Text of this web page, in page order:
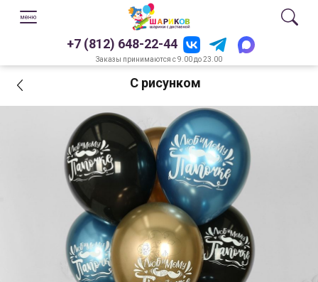
+7 (812) 648-22-44
Заказы принимаются с 9.00 до 23.00
С рисунком